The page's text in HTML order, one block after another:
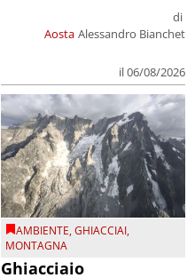
Aosta
di
Alessandro Bianchet
il 06/08/2026
AMBIENTE,GHIACCIAI,
MONTAGNA
Ghiacciaio